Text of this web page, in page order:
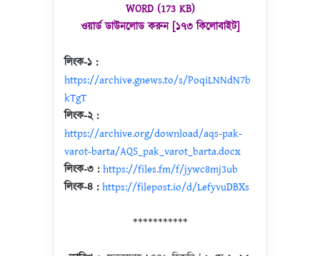
WORD (173 KB)
ওয়ার্ড ডাউনলোড করুন [১৭৩ কিলোবাইট]
লিংক-১ :
https://archive.gnews.to/s/PoqiLNNdN7b
kTgT
লিংক-২ :
https://archive.org/download/aqs-pak-
varot-barta/AQS_pak_varot_barta.docx
লিংক-৩ : https://files.fm/f/jywc8mj3ub
লিংক-৪ : https://filepost.io/d/LefyvuDBXs
***********